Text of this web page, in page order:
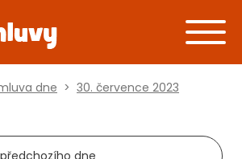
dne > 30. července 2023
dne